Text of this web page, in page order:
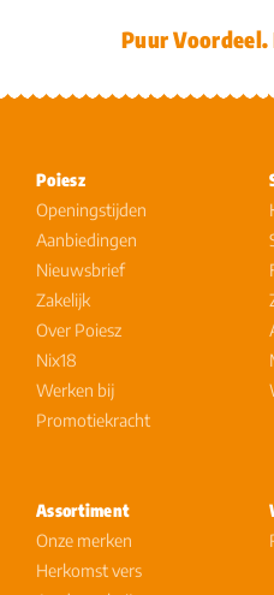
Puur Voordeel.
Poiesz
Openingstijden
Aanbiedingen
Nieuwsbrief
Zakelijk
Over Poiesz
Nix18
Werken bij
Promotiekracht
Assortiment
Onze merken
Herkomst vers